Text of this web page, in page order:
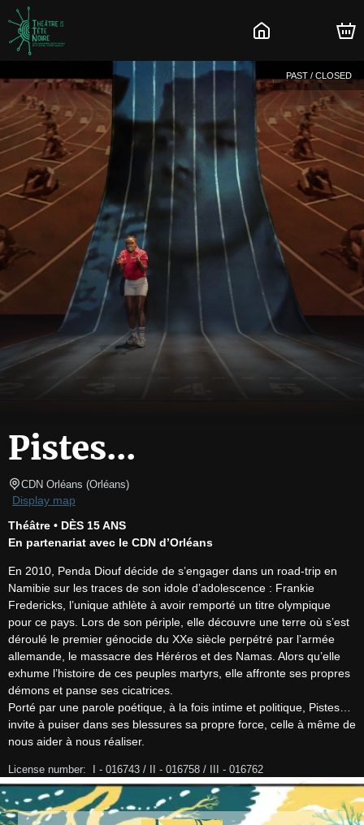
PAST / CLOSED
Pistes...
CDN Orléans (Orléans)
Display map
Théâtre • DÈS 15 ANS
En partenariat avec le CDN d’Orléans
En 2010, Penda Diouf décide de s’engager dans un road-trip en
Namibie sur les traces de son idole d’adolescence : Frankie
Fredericks, l’unique athlète à avoir remporté un titre olympique
pour ce pays. Lors de son périple, elle découvre une terre où s’est
déroulé le premier génocide du XXe siècle perpétré par l’armée
allemande, le massacre des Héréros et des Namas. Alors qu’elle
exhume l’histoire de ces peuples martyrs, elle affronte ses propres
démons et panse ses cicatrices.
Porté par une parole poétique, à la fois intime et politique, Pistes…
invite à puiser dans ses blessures sa propre force, celle à même de
nous aider à nous réaliser.
License number:  I - 016743 / II - 016758 / III - 016762